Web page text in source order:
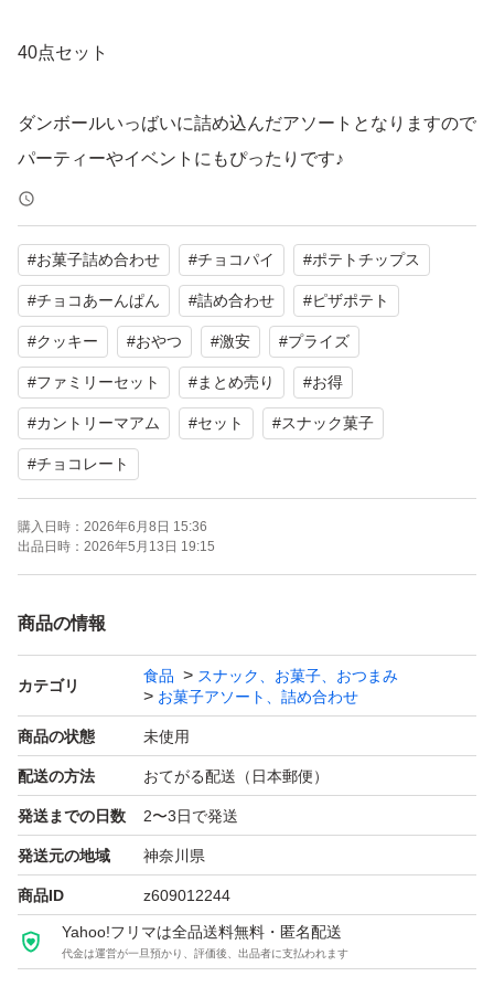
40点セット
ダンボールいっばいに詰め込んだアソートとなりますので
パーティーやイベントにもぴったりです♪
賞味期限は写真をご確認ください。
こちらアミューズメント景品となりますのでテープ跡、初
期不良等ある可能性をご理解の上ご購入をお願いいたしま
す。
暑さ対策のためコンビニ内で手続きいたします！
リサイクルダンボールにそのまま詰める簡易梱包となりま
じめご了承ください。
よろしくお願いします。
#お菓子詰め合わせ #チョコパイ #ポテトチップス
#チョコあーんぱん #詰め合わせ #ピザポテト
#クッキー #おやつ #激安 #プライズ
#ファミリーセット #まとめ売り #お得
#カントリーマアム #セット #スナック菓子
#チョコレート
購入日時： 2026年6月8日 15:36
出品日時： 2026年5月13日 19:15
商品の情報
カテゴリ
食品
スナック、お菓子、おつまみ
お菓子アソート、詰め合わせ
商品の状態 未使用
配送の方法 おてがる配送（日本郵便）
発送までの日数 2〜3日で発送
発送元の地域 神奈川県
商品ID z609012244
Yahoo!フリマは全品送料無料・匿名配送
代金は運営が一旦預かり、評価後、出品者に支払われます